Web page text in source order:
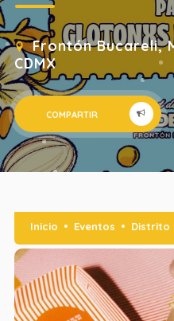
Frontón Bucareli,
CDMX
COMPARTIR
Inicio Eventos Distrito